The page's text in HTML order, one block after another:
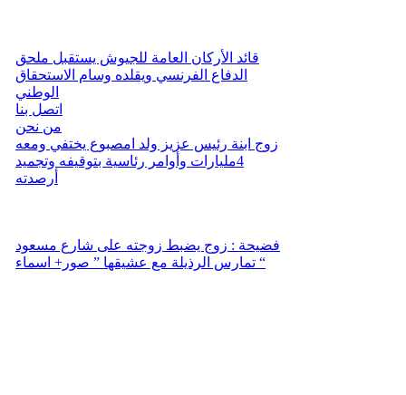
قائد الأركان العامة للجيوش يستقبل ملحق
الدفاع الفرنسي ويقلده وسام الاستحقاق
الوطني
اتصل بنا
من نحن
زوج ابنة رئيس عزيز ولد امصبوع يختفي ومعه
4مليارات وأوامر رئاسية بتوقيفه وتجميد
أرصدته
فضيحة : زوج يضبط زوجته على شارع مسعود
تمارس الرذيلة مع عشيقها ” صور+ اسماء “